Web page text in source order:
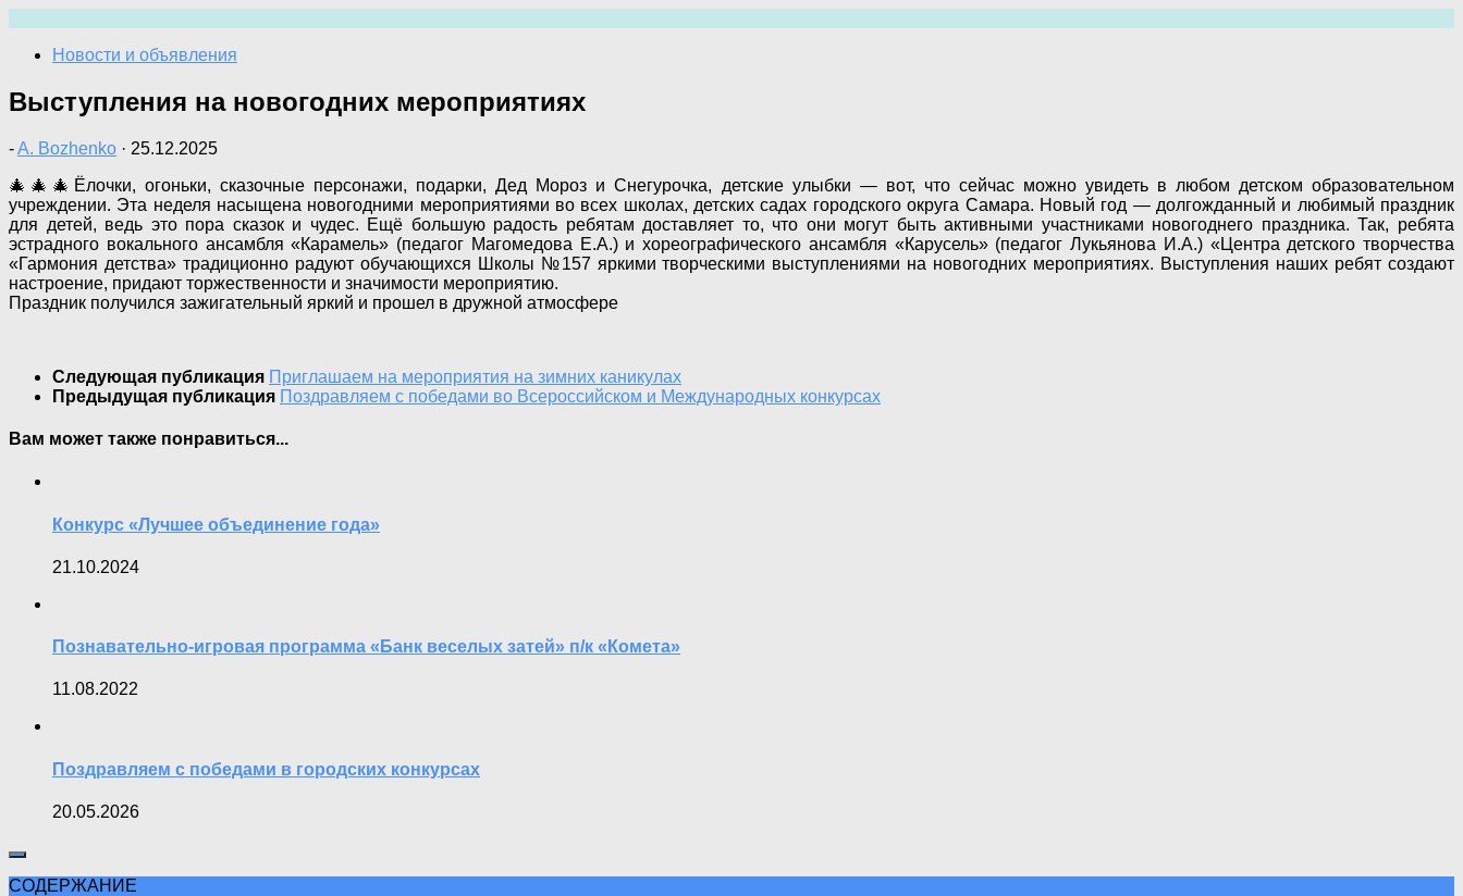
содержимому
Новости и объявления
Выступления на новогодних мероприятиях
-A. Bozhenko · 25.12.2025
🎄🎄🎄Ёлочки, огоньки, сказочные персонажи, подарки, Дед Мороз и Снегурочка, детские улыбки — вот, что сейчас можно увидеть в любом детском образовательном
учреждении. Эта неделя насыщена новогодними мероприятиями во всех школах, детских садах городского округа Самара. Новый год — долгожданный и любимый праздник
для детей, ведь это пора сказок и чудес. Ещё большую радость ребятам доставляет то, что они могут быть активными участниками новогоднего праздника. Так, ребята
эстрадного вокального ансамбля «Карамель» (педагог Магомедова Е.А.) и хореографического ансамбля «Карусель» (педагог Лукьянова И.А.) «Центра детского творчества
«Гармония детства» традиционно радуют обучающихся Школы №157 яркими творческими выступлениями на новогодних мероприятиях. Выступления наших ребят создают
настроение, придают торжественности и значимости мероприятию.
Праздник получился зажигательный яркий и прошел в дружной атмосфере
Следующая публикация Приглашаем на мероприятия на зимних каникулах
Предыдущая публикация Поздравляем с победами во Всероссийском и Международных конкурсах
Вам может также понравиться...
Конкурс «Лучшее объединение года»
21.10.2024
Познавательно-игровая программа «Банк веселых затей» п/к «Комета»
11.08.2022
Поздравляем с победами в городских конкурсах
20.05.2026
СОДЕРЖАНИЕ